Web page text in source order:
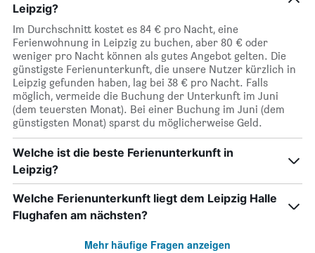
Leipzig?
Im Durchschnitt kostet es 84 € pro Nacht, eine
Ferienwohnung in Leipzig zu buchen, aber 80 € oder
weniger pro Nacht können als gutes Angebot gelten. Die
günstigste Ferienunterkunft, die unsere Nutzer kürzlich in
Leipzig gefunden haben, lag bei 38 € pro Nacht. Falls
möglich, vermeide die Buchung der Unterkunft im Juni
(dem teuersten Monat). Bei einer Buchung im Juni (dem
günstigsten Monat) sparst du möglicherweise Geld.
Welche ist die beste Ferienunterkunft in
Leipzig?
Welche Ferienunterkunft liegt dem Leipzig Halle
Flughafen am nächsten?
Mehr häufige Fragen anzeigen